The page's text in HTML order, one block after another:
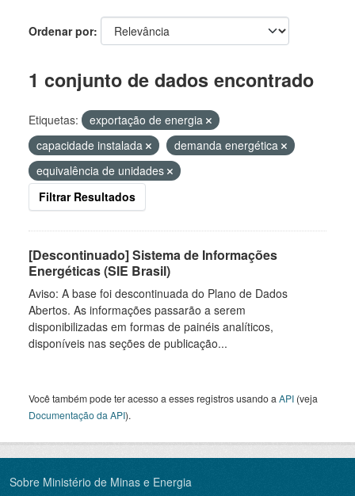
Ordenar por
1 conjunto de dados encontrado
Etiquetas:
exportação de energia
capacidade instalada
demanda energética
equivalência de unidades
Filtrar Resultados
[Descontinuado] Sistema de Informações
Energéticas (SIE Brasil)
Aviso: A base foi descontinuada do Plano de Dados
Abertos. As informações passarão a serem
disponibilizadas em formas de painéis analíticos,
disponíveis nas seções de publicação...
Você também pode ter acesso a esses registros usando a API (veja
Documentação da API).
Sobre Ministério de Minas e Energia